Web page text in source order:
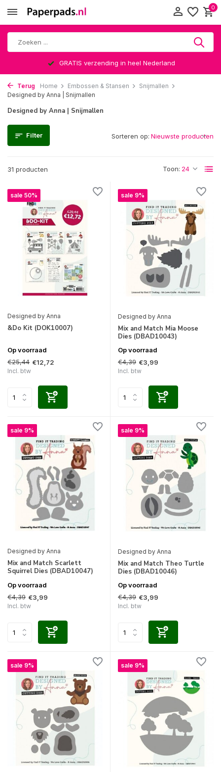
0
Altijd een leuke verrassing
Terug Home Embossen & Stansen
Snijmallen
Designed by Anna | Snijmallen
Designed by Anna | Snijmallen
Filter
31 producten Toon:
Sorteren op:
sale 50%
Designed by Anna
&Do Kit (DOK10007)
Op voorraad
€25,44 €12,72
Incl. btw
sale 9%
Designed by Anna
Mix and Match Mia Moose
Dies (DBAD10043)
Op voorraad
€4,39 €3,99
Incl. btw
sale 9%
Designed by Anna
Mix and Match Scarlett
Squirrel Dies (DBAD10047)
Op voorraad
€4,39 €3,99
Incl. btw
sale 9%
Designed by Anna
Mix and Match Theo Turtle
Dies (DBAD10046)
Op voorraad
€4,39 €3,99
Incl. btw
sale 9% sale 9%